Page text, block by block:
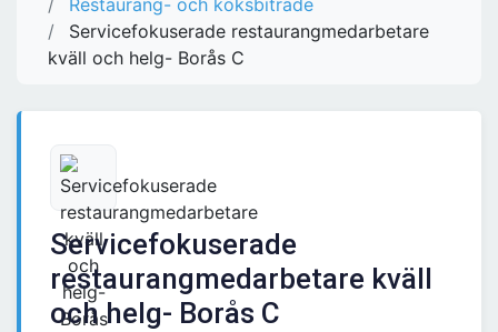
Restaurang- och köksbiträde
Servicefokuserade restaurangmedarbetare
kväll och helg- Borås C
Servicefokuserade
restaurangmedarbetare kväll
och helg- Borås C